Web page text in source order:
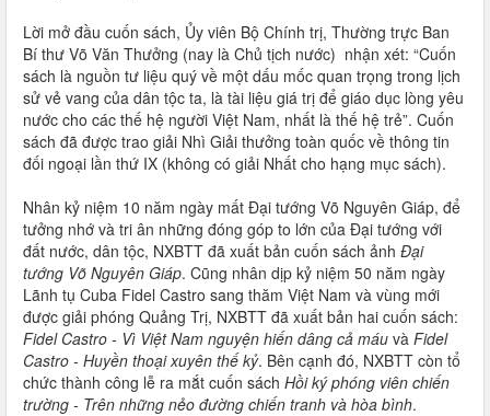
Lời mở đầu cuốn sách, Ủy viên Bộ Chính trị, Thường trực Ban
Bí thư Võ Văn Thưởng (nay là Chủ tịch nước) nhận xét: “Cuốn
sách là nguồn tư liệu quý về một dấu mốc quan trọng trong lịch
sử vẻ vang của dân tộc ta, là tài liệu giá trị để giáo dục lòng yêu
nước cho các thế hệ người Việt Nam, nhất là thế hệ trẻ”. Cuốn
sách đã được trao giải Nhì Giải thưởng toàn quốc về thông tin
đối ngoại lần thứ IX (không có giải Nhất cho hạng mục sách).
Nhân kỷ niệm 10 năm ngày mất Đại tướng Võ Nguyên Giáp, để
tưởng nhớ và tri ân những đóng góp to lớn của Đại tướng với
đất nước, dân tộc, NXBTT đã xuất bản cuốn sách ảnh Đại
tướng Võ Nguyên Giáp. Cũng nhân dịp kỷ niệm 50 năm ngày
Lãnh tụ Cuba Fidel Castro sang thăm Việt Nam và vùng mới
được giải phóng Quảng Trị, NXBTT đã xuất bản hai cuốn sách:
Fidel Castro - Vì Việt Nam nguyện hiến dâng cả máu và Fidel
Castro - Huyền thoại xuyên thế kỷ. Bên cạnh đó, NXBTT còn tổ
chức thành công lễ ra mắt cuốn sách Hồi ký phóng viên chiến
trường - Trên những nẻo đường chiến tranh và hòa bình.